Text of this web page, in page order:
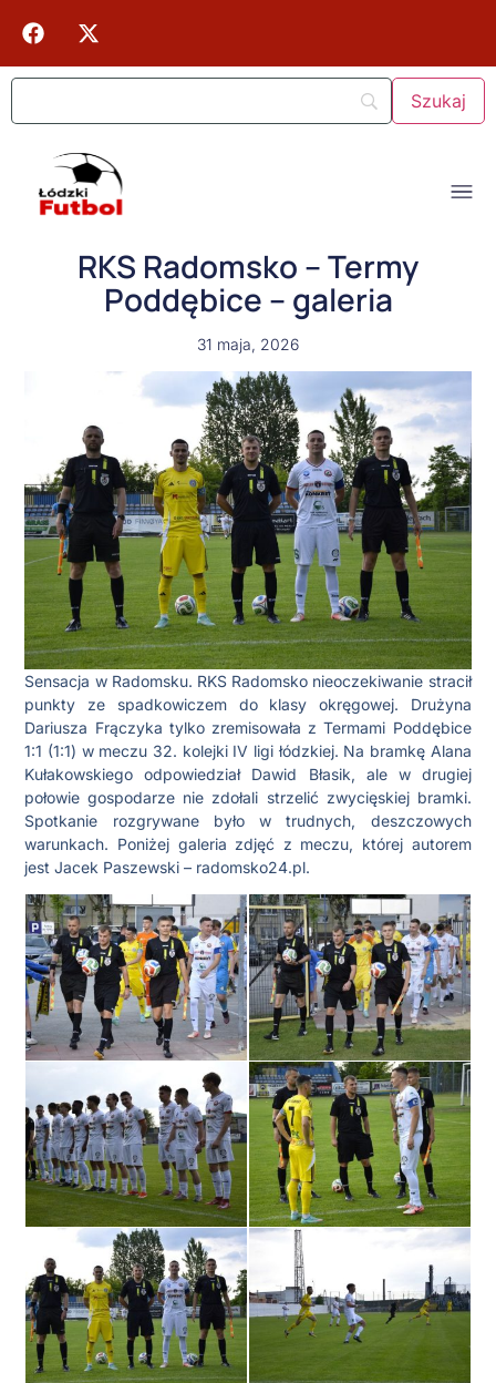
RKS Radomsko – Termy
Poddębice – galeria
31 maja, 2026
Sensacja w Radomsku. RKS Radomsko nieoczekiwanie stracił
punkty ze spadkowiczem do klasy okręgowej. Drużyna
Dariusza Frączyka tylko zremisowała z Termami Poddębice
1:1 (1:1) w meczu 32. kolejki IV ligi łódzkiej. Na bramkę Alana
Kułakowskiego odpowiedział Dawid Błasik, ale w drugiej
połowie gospodarze nie zdołali strzelić zwycięskiej bramki.
Spotkanie rozgrywane było w trudnych, deszczowych
warunkach. Poniżej galeria zdjęć z meczu, której autorem
jest Jacek Paszewski – radomsko24.pl.